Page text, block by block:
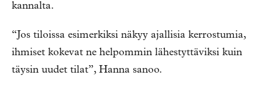
kannalta.
“Jos tiloissa esimerkiksi näkyy ajallisia kerrostumia,
ihmiset kokevat ne helpommin lähestyttäviksi kuin
täysin uudet tilat”, Hanna sanoo.